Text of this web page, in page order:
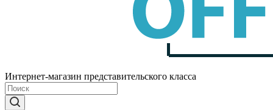
Интернет-магазин представительского класса